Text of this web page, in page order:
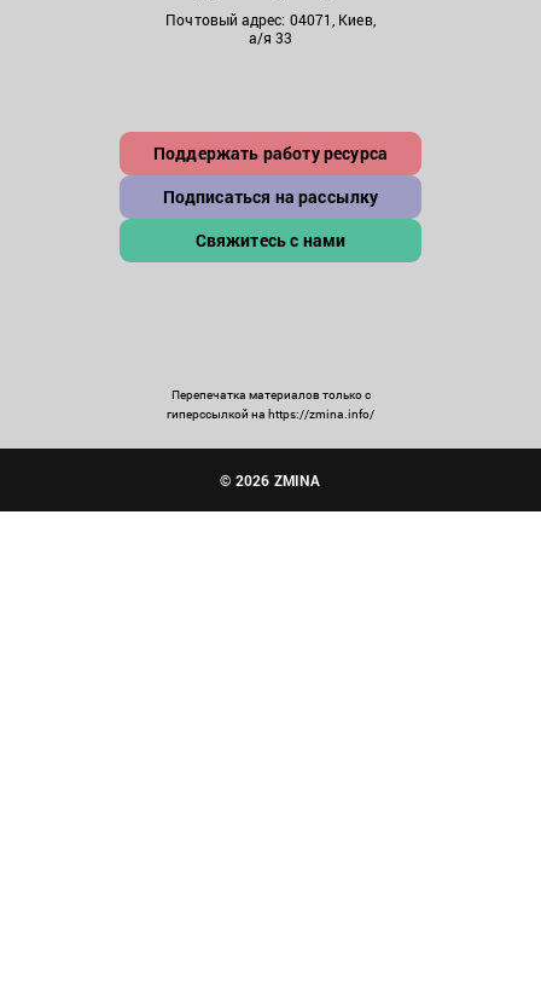
Почтовый адрес: 04071, Киев,
а/я 33
Поддержать работу ресурса
Подписаться на рассылку
Свяжитесь с нами
Перепечатка материалов только с
гиперссылкой на https://zmina.info/
© 2026 ZMINA